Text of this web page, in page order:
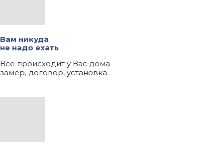
Вам никуда
не надо ехать
Все происходит у Вас дома
замер, договор, установка